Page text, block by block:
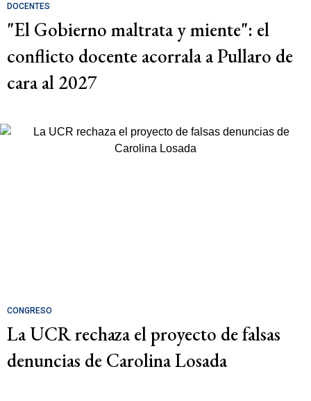
DOCENTES
"El Gobierno maltrata y miente": el
conflicto docente acorrala a Pullaro de
cara al 2027
CONGRESO
La UCR rechaza el proyecto de falsas
denuncias de Carolina Losada